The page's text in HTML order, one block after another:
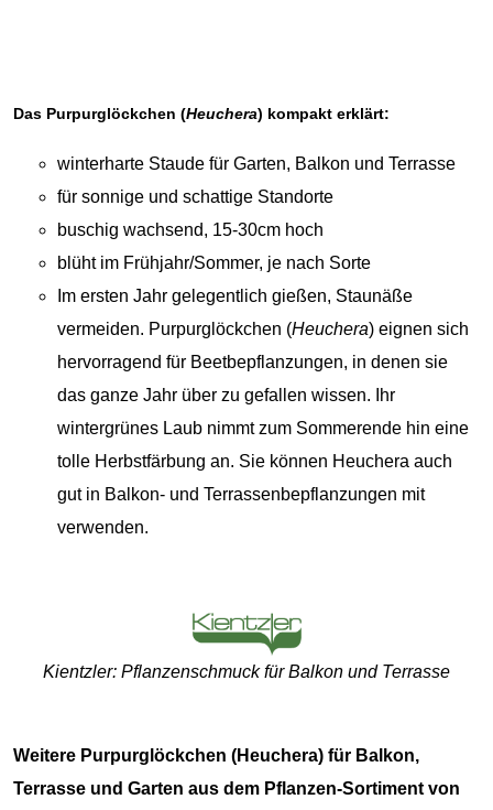
Das Purpurglöckchen (Heuchera) kompakt erklärt:
winterharte Staude für Garten, Balkon und Terrasse
für sonnige und schattige Standorte
buschig wachsend, 15-30cm hoch
blüht im Frühjahr/Sommer, je nach Sorte
Im ersten Jahr gelegentlich gießen, Staunäße
vermeiden. Purpurglöckchen (Heuchera) eignen sich
hervorragend für Beetbepflanzungen, in denen sie
das ganze Jahr über zu gefallen wissen. Ihr
wintergrünes Laub nimmt zum Sommerende hin eine
tolle Herbstfärbung an. Sie können Heuchera auch
gut in Balkon- und Terrassenbepflanzungen mit
verwenden.
Kientzler: Pflanzenschmuck für Balkon und Terrasse
Weitere Purpurglöckchen (Heuchera) für Balkon,
Terrasse und Garten aus dem Pflanzen-Sortiment von